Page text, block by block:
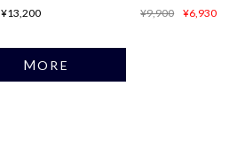
¥13,200 ¥9,900 ¥6,930
MORE